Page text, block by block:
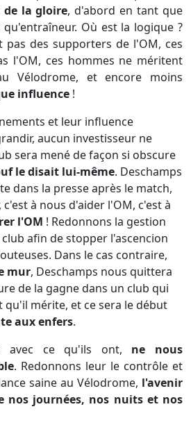
la gloire, d'abord en tant que
Où est la logique ?
pas des supporters de l'OM, ces
l'OM, ces hommes ne méritent
Vélodrome, et encore moins
influence !
et leur influence
aucun investisseur ne
sera mené de façon si obscure
le disait lui-même. Deschamps
dans la presse après le match,
c'est à nous d'aider l'OM, c'est à
l'OM ! Redonnons la gestion
afin de stopper l'ascencion
Dans le cas contraire,
mur, Deschamps nous quittera
de la gagne dans un club qui
qu'il mérite, et ce sera le début
aux enfers.
avec ce qu'ils ont, ne nous
. Redonnons leur le contrôle et
saine au Vélodrome, l'avenir
nos journées, nos nuits et nos